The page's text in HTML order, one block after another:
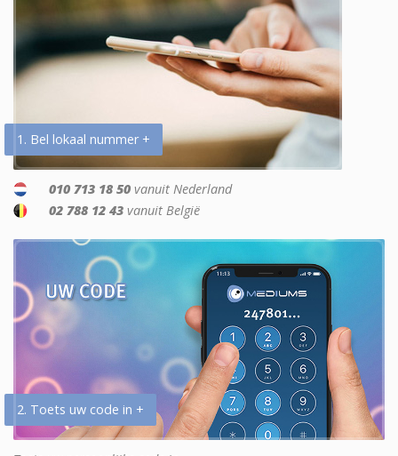
1. Bel lokaal nummer +
010 713 18 50 vanuit Nederland
02 788 12 43 vanuit België
2. Toets uw code in +